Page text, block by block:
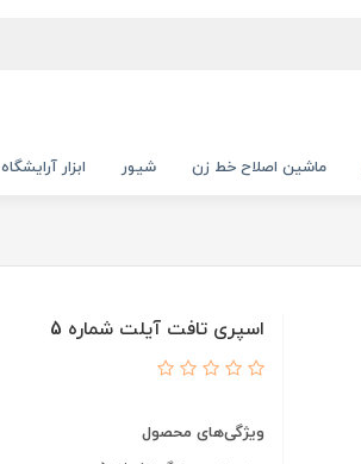
ماشین اصلاح خط زن شیور ابزار آرایشگاه
اسپری تافت آیلت شماره 5
ویژگی‌های محصول